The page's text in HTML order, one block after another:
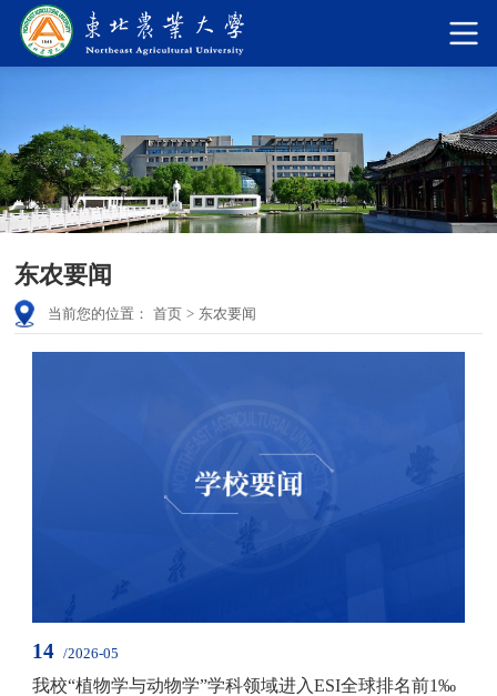
东农要闻
当前您的位置： 首页 > 东农要闻
14 /2026-05
我校“植物学与动物学”学科领域进入ESI全球排名前1‰